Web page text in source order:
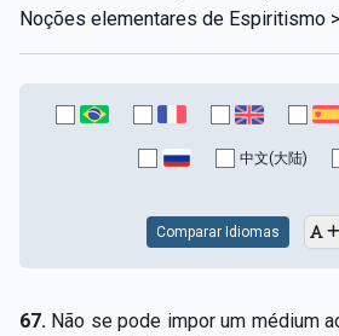
Noções elementares de Espiritismo
中文(大陆)
Comparar Idiomas
67. Não se pode impor um médium